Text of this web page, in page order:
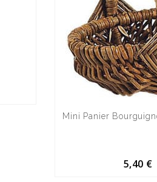
Mini Panier
5,40 €